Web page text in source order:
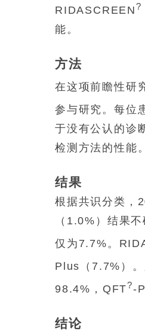
RIDASCREEN?
能。
方法
在这项前瞻性研
参与研究。每位
于没有公认的诊
检测方法的性能
结果
根据共识分类，
（1.0%）结果
仅为7.7%。
Plus（7.7%）
98.4%，QFT?-
结论